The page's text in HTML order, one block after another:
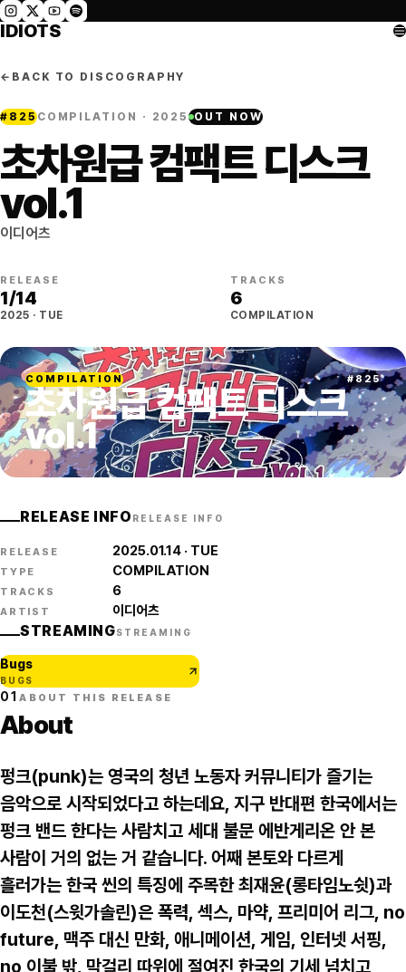
IDIOTS
← BACK TO DISCOGRAPHY
# 825COMPILATION · 2025 OUT NOW
초차원급 컴팩트 디스크
vol.1
이디어츠
RELEASE
1/14
2025 · TUE
TRACKS
6
COMPILATION
COMPILATION #825
초차원급 컴팩트 디스크
vol.1
RELEASE INFO RELEASE INFO
RELEASE 2025.01.14 · TUE
TYPE COMPILATION
TRACKS 6
ARTIST 이디어츠
STREAMINGSTREAMING
Bugs
BUGS
01ABOUT THIS RELEASE
About
펑크(punk)는 영국의 청년 노동자 커뮤니티가 즐기는
음악으로 시작되었다고 하는데요, 지구 반대편 한국에서는
펑크 밴드 한다는 사람치고 세대 불문 에반게리온 안 본
사람이 거의 없는 거 같습니다. 어째 본토와 다르게
흘러가는 한국 씬의 특징에 주목한 최재윤(롱타임노쉿)과
이도천(스윗가솔린)은 폭력, 섹스, 마약, 프리미어 리그, no
future, 맥주 대신 만화, 애니메이션, 게임, 인터넷 서핑,
no 이불 밖, 막걸리 따위에 절여진 한국의 기세 넘치고